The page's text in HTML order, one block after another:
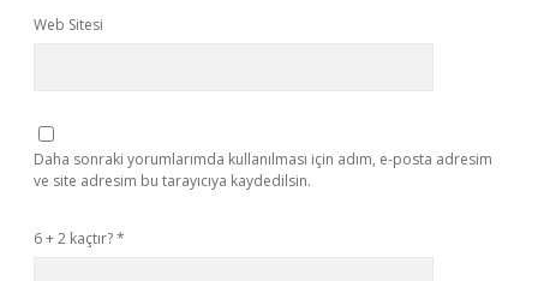
Web Sitesi
Daha sonraki yorumlarımda kullanılması için adım, e-posta adresim
ve site adresim bu tarayıcıya kaydedilsin.
6 + 2 kaçtır?*